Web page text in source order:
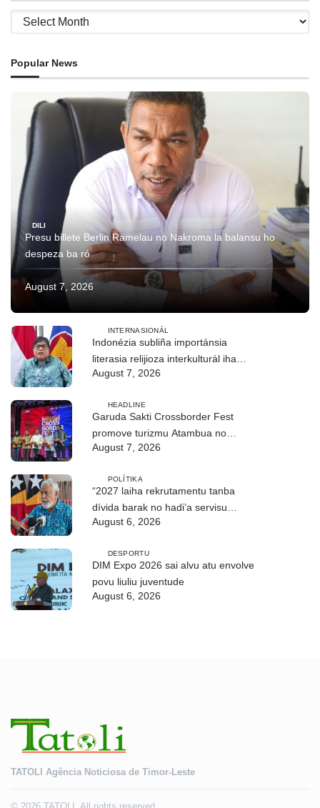
Archives
Popular News
DILI
Presu billete Berlin Ramelau no Nakroma la balansu ho
despeza ba ró
August 7, 2026
INTERNASIONÁL
Indonézia subliña importánsia
literasia relijioza interkulturál iha
ASEAN
August 7, 2026
HEADLINE
Garuda Sakti Crossborder Fest
promove turizmu Atambua no
hametin relasaun TL–Indonézia
August 7, 2026
POLÍTIKA
“2027 laiha rekrutamentu tanba
dívida barak no hadi’a servisu
bazeia ba grau”
August 6, 2026
DESPORTU
DIM Expo 2026 sai alvu atu envolve
povu liuliu juventude
August 6, 2026
TATOLI Agência Noticiosa de Timor-Leste